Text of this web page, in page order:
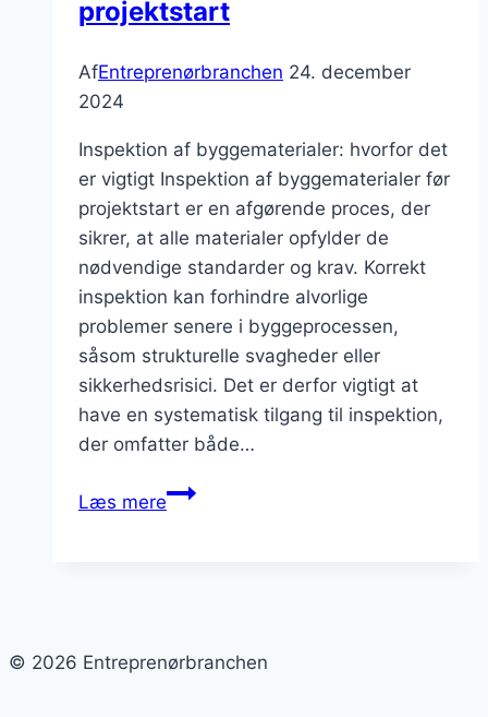
projektstart
AfEntreprenørbranchen 24. december
2024
Inspektion af byggematerialer: hvorfor det
er vigtigt Inspektion af byggematerialer før
projektstart er en afgørende proces, der
sikrer, at alle materialer opfylder de
nødvendige standarder og krav. Korrekt
inspektion kan forhindre alvorlige
problemer senere i byggeprocessen,
såsom strukturelle svagheder eller
sikkerhedsrisici. Det er derfor vigtigt at
have en systematisk tilgang til inspektion,
der omfatter både…
Læs mereInspektion
© 2026 Entreprenørbranchen